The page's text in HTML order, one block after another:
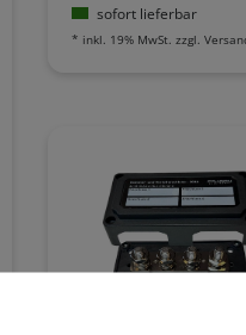
sofort lieferbar
* inkl. 19% MwSt. zzgl.